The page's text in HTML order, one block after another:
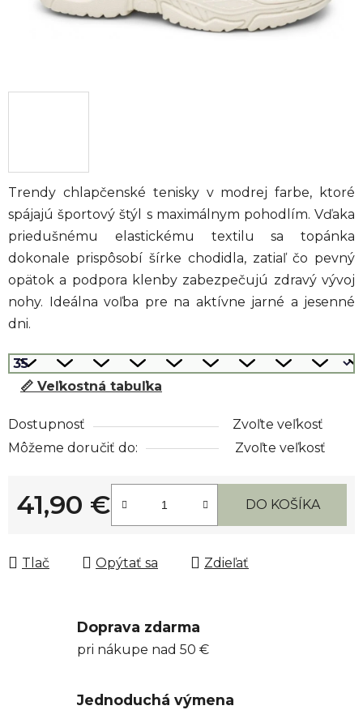
Trendy chlapčenské tenisky v modrej farbe, ktoré
spájajú športový štýl s maximálnym pohodlím. Vďaka
priedušnému elastickému textilu sa topánka
dokonale prispôsobí šírke chodidla, zatiaľ čo pevný
opätok a podpora klenby zabezpečujú zdravý vývoj
nohy. Ideálna voľba pre na aktívne jarné a jesenné
dni.
📏 Veľkostná tabuľka
Dostupnosť
Zvoľte veľkosť
Môžeme doručiť do:
Zvoľte veľkosť
41,90 €
Jednotková cena:
DO KOŠÍKA
Tlač Opýtať sa Zdieľať
Doprava zdarma
pri nákupe nad 50 €
Jednoduchá výmena